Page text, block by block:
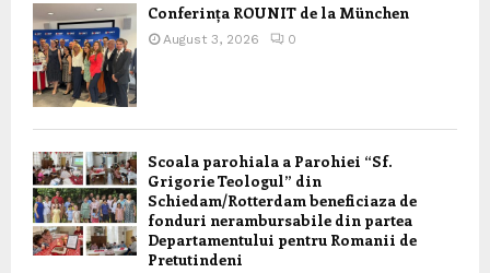
Conferința ROUNIT de la München
August 3, 2026 0
Scoala parohiala a Parohiei “Sf.
Grigorie Teologul” din
Schiedam/Rotterdam beneficiaza de
fonduri nerambursabile din partea
Departamentului pentru Romanii de
Pretutindeni